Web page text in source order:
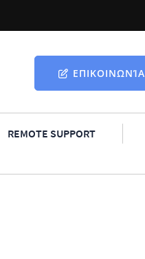
ΕΠΙΚΟΙΝΩΝΊΑ
REMOTE SUPPORT